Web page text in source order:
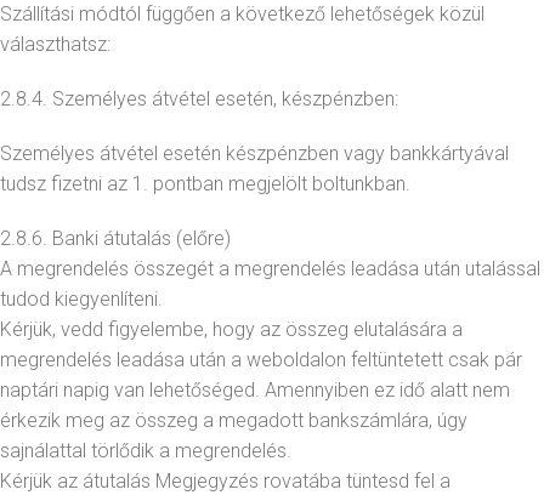
Szállítási módtól függően a következő lehetőségek közül
választhatsz:
2.8.4. Személyes átvétel esetén, készpénzben:
Személyes átvétel esetén készpénzben vagy bankkártyával
tudsz fizetni az 1. pontban megjelölt boltunkban.
2.8.6. Banki átutalás (előre)
A megrendelés összegét a megrendelés leadása után utalással
tudod kiegyenlíteni.
Kérjük, vedd figyelembe, hogy az összeg elutalására a
megrendelés leadása után a weboldalon feltüntetett csak pár
naptári napig van lehetőséged. Amennyiben ez idő alatt nem
érkezik meg az összeg a megadott bankszámlára, úgy
sajnálattal törlődik a megrendelés.
Kérjük az átutalás Megjegyzés rovatába tüntesd fel a